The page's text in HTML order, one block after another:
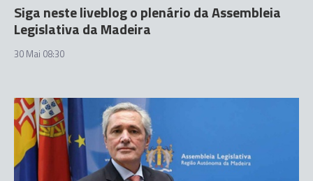
Siga neste liveblog o plenário da Assembleia
Legislativa da Madeira
30 Mai 08:30